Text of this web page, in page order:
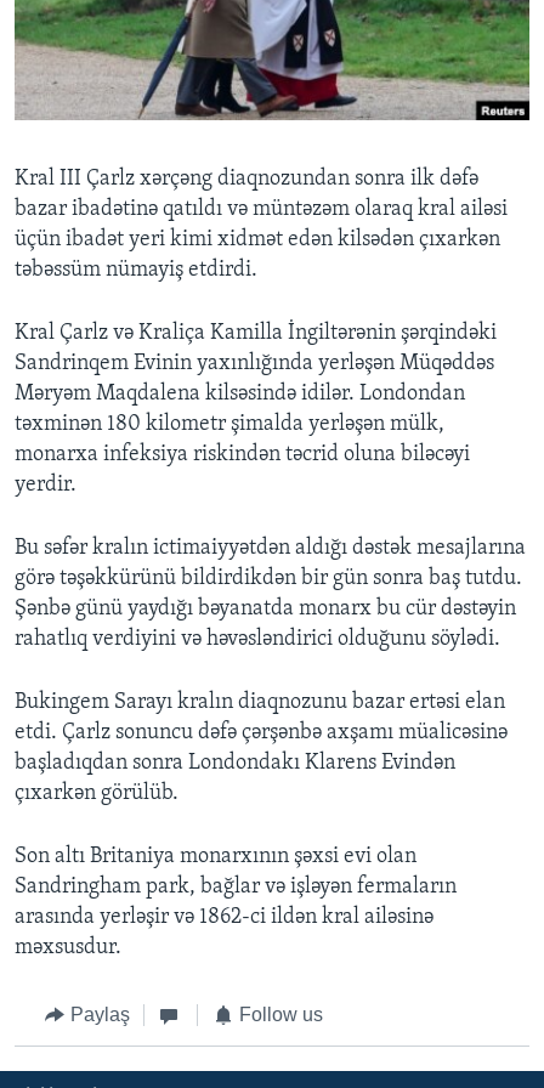
BIZI IZLƏYIN
Dillər
Kral III Çarlz xərçəng diaqnozundan sonra ilk dəfə
bazar ibadətinə qatıldı və müntəzəm olaraq kral ailəsi
üçün ibadət yeri kimi xidmət edən kilsədən çıxarkən
təbəssüm nümayiş etdirdi.
Kral Çarlz və Kraliça Kamilla İngiltərənin şərqindəki
Sandrinqem Evinin yaxınlığında yerləşən Müqəddəs
Məryəm Maqdalena kilsəsində idilər. Londondan
təxminən 180 kilometr şimalda yerləşən mülk,
monarxa infeksiya riskindən təcrid oluna biləcəyi
yerdir.
Bu səfər kralın ictimaiyyətdən aldığı dəstək mesajlarına
görə təşəkkürünü bildirdikdən bir gün sonra baş tutdu.
Şənbə günü yaydığı bəyanatda monarx bu cür dəstəyin
rahatlıq verdiyini və həvəsləndirici olduğunu söylədi.
Bukingem Sarayı kralın diaqnozunu bazar ertəsi elan
etdi. Çarlz sonuncu dəfə çərşənbə axşamı müalicəsinə
başladıqdan sonra Londondakı Klarens Evindən
çıxarkən görülüb.
Son altı Britaniya monarxının şəxsi evi olan
Sandringham park, bağlar və işləyən fermaların
arasında yerləşir və 1862-ci ildən kral ailəsinə
məxsusdur.
Paylaş Follow us